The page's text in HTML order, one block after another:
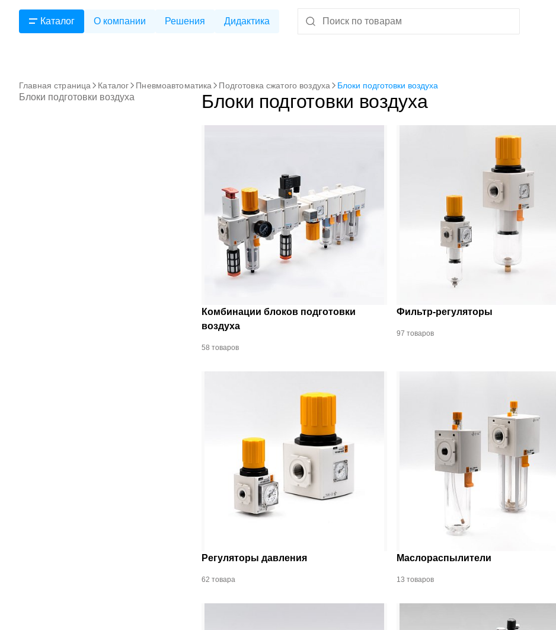
Каталог О компании Решения Дидактика
Главная страница Каталог Пневмоавтоматика Подготовка сжатого воздуха Блоки подготовки воздуха
Блоки подготовки воздуха Блоки подготовки воздуха
Комбинации блоков подготовки
воздуха
58 товаров
Фильтр-регуляторы
97 товаров
Регуляторы давления
62 товара
Маслораспылители
13 товаров